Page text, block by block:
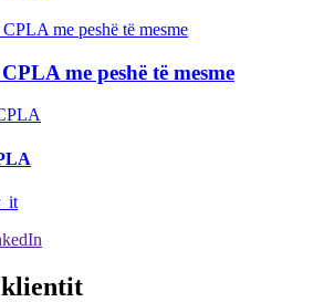
me peshë të mesme
klientit